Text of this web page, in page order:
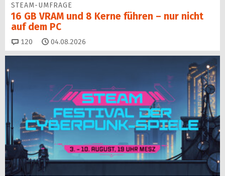
STEAM-UMFRAGE
16 GB VRAM und 8 Kerne führen – nur nicht
auf dem PC
120 Kommentare
04.08.2026